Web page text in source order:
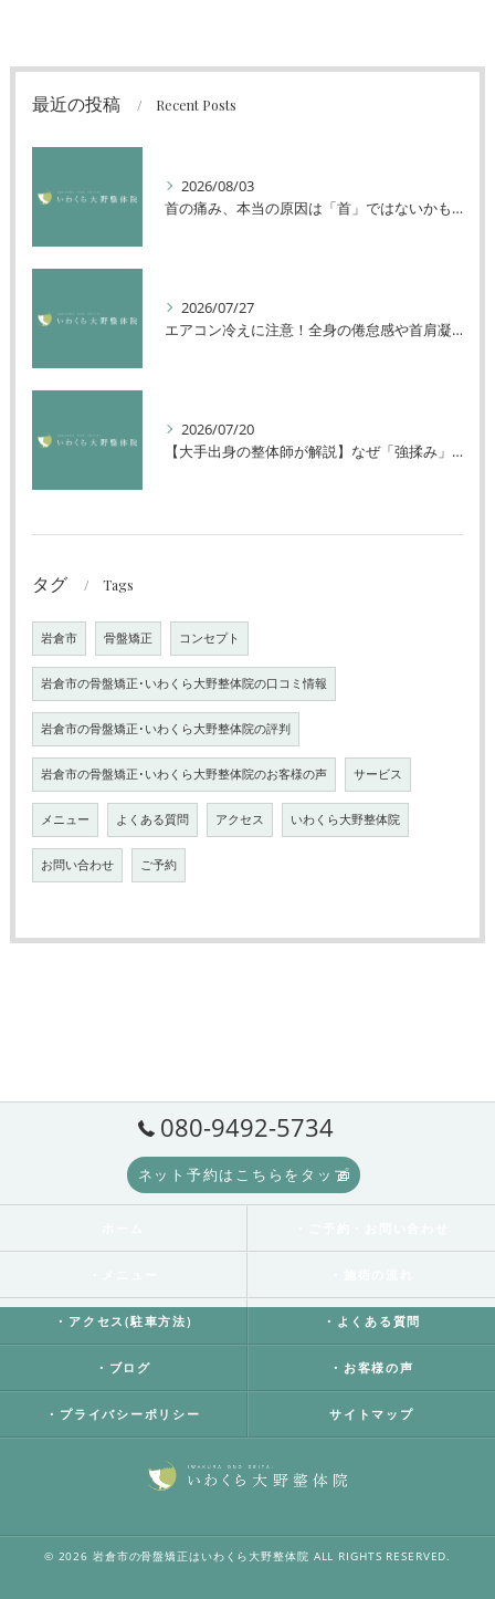
最近の投稿 Recent Posts
2026/08/03
首の痛み、本当の原因は「首」ではないかもしれません
2026/07/27
エアコン冷えに注意！全身の倦怠感や首肩凝りを解消する方法
2026/07/20
【大手出身の整体師が解説】なぜ「強揉み」は体に良くないのか？
タグ Tags
岩倉市 骨盤矯正 コンセプト
岩倉市の骨盤矯正･いわくら大野整体院の口コミ情報
岩倉市の骨盤矯正･いわくら大野整体院の評判
岩倉市の骨盤矯正･いわくら大野整体院のお客様の声 サービス
メニュー よくある質問 アクセス いわくら大野整体院
お問い合わせ ご予約
080-9492-5734
ネット予約はこちらをタップ
・アクセス(駐車方法) ・よくある質問
・ブログ ・お客様の声
・プライバシーポリシー サイトマップ
© 2026 岩倉市の骨盤矯正はいわくら大野整体院 ALL RIGHTS RESERVED.